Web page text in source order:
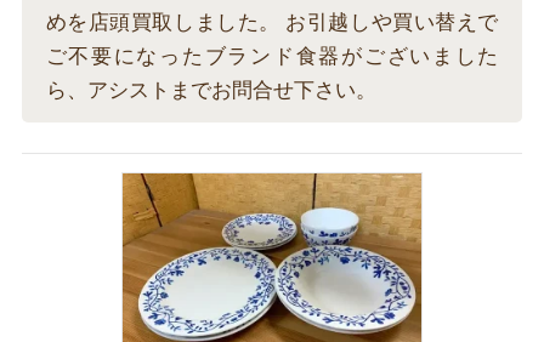
めを店頭買取しました。 お引越しや買い替えで
ご不要になったブランド食器がございました
ら、アシストまでお問合せ下さい。